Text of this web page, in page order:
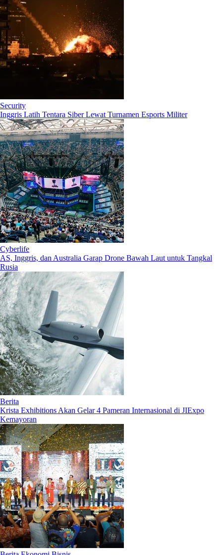
Security
Inggris Latih Tentara Siber Lewat Turnamen Esports Militer
Cyberlife
AS, Inggris, dan Australia Garap Drone Bawah Laut untuk Tangkal
Rusia
Berita
Krista Exhibitions Akan Gelar 4 Pameran Internasional di JIExpo
Kemayoran